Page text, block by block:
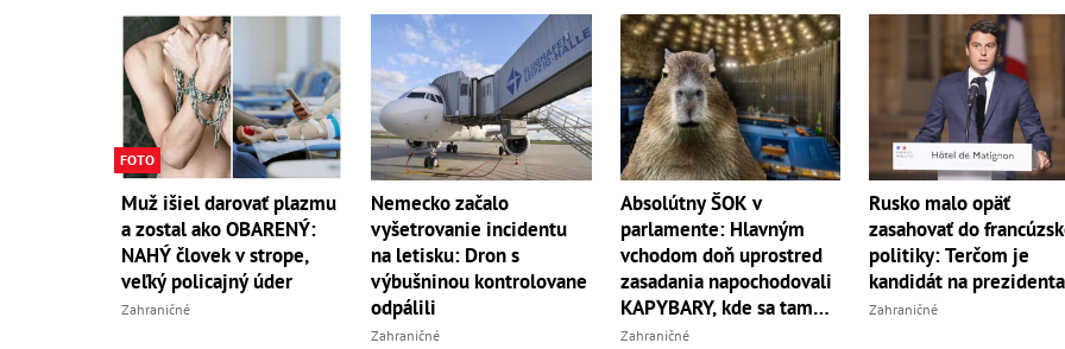
FOTO
Muž išiel darovať plazmu
a zostal ako OBARENÝ:
NAHÝ človek v strope,
veľký policajný úder
Zahraničné
Nemecko začalo
vyšetrovanie incidentu
na letisku: Dron s
výbušninou kontrolovane
odpálili
Zahraničné
Absolútny ŠOK v
parlamente: Hlavným
vchodom doň uprostred
zasadania napochodovali
KAPYBARY, kde sa tam
nabrali?
Zahraničné
Rusko malo opäť
zasahovať do
politiky: Terčom je
kandidát na prezidenta
Zahraničné